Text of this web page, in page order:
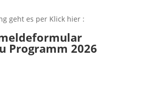
geht es per Klick hier :
Programm 2026